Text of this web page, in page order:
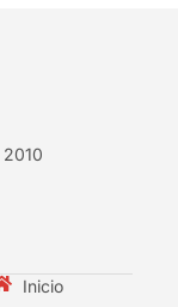
Inicio